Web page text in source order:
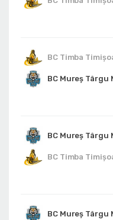
BC Timba
BC Mureș Târgu
BC Mureș Târgu
BC Timba
BC Mureș Târgu